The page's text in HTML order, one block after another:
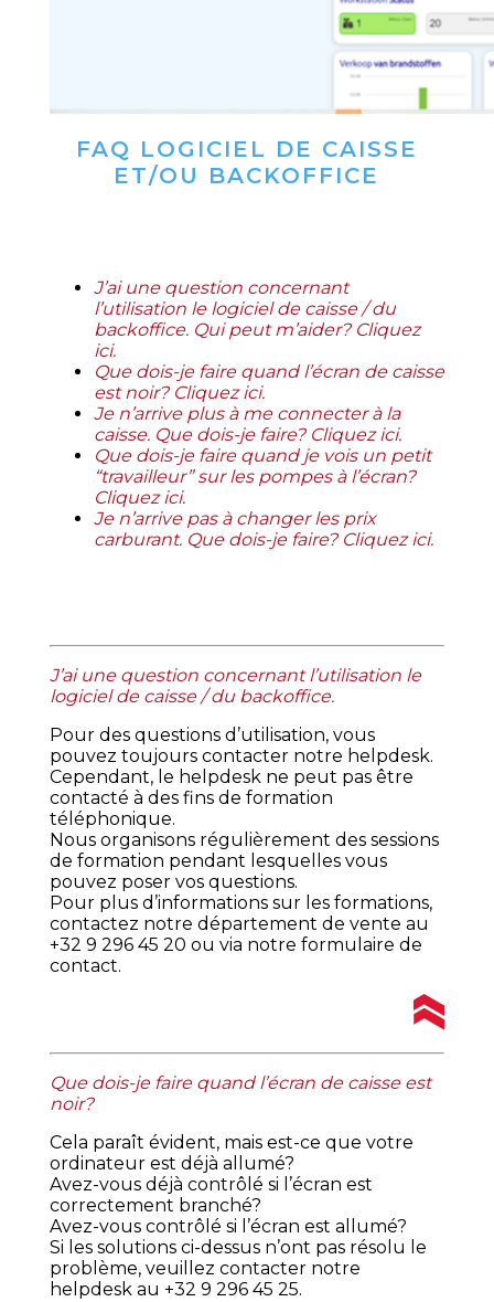
FAQ LOGICIEL DE CAISSE
ET/OU BACKOFFICE
J’ai une question concernant
l’utilisation le logiciel de caisse / du
backoffice. Qui peut m’aider? Cliquez
ici.
Que dois-je faire quand l’écran de caisse
est noir? Cliquez ici.
Je n’arrive plus à me connecter à la
caisse. Que dois-je faire? Cliquez ici.
Que dois-je faire quand je vois un petit
“travailleur” sur les pompes à l’écran?
Cliquez ici.
Je n’arrive pas à changer les prix
carburant. Que dois-je faire? Cliquez ici.
J’ai une question concernant l’utilisation le
logiciel de caisse / du backoffice.
Pour des questions d’utilisation, vous
pouvez toujours contacter notre helpdesk.
Cependant, le helpdesk ne peut pas être
contacté à des fins de formation
téléphonique.
Nous organisons régulièrement des sessions
de formation pendant lesquelles vous
pouvez poser vos questions.
Pour plus d’informations sur les formations,
contactez notre département de vente au
+32 9 296 45 20 ou via notre formulaire de
contact.
Que dois-je faire quand l’écran de caisse est
noir?
Cela paraît évident, mais est-ce que votre
ordinateur est déjà allumé?
Avez-vous déjà contrôlé si l’écran est
correctement branché?
Avez-vous contrôlé si l’écran est allumé?
Si les solutions ci-dessus n’ont pas résolu le
problème, veuillez contacter notre
helpdesk au +32 9 296 45 25.